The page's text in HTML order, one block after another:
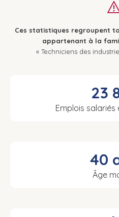
Ces statistiques regroupent
appartenant à la
« Techniciens des
23
Emplois salariés
40
Âge